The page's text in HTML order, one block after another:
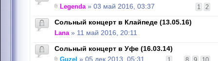
1 2
Legenda» 03 май 2016, 03:37
Сольный концерт в Клайпеде (13.05.16)
Lana» 11 май 2016, 20:11
Сольный концерт в Уфе (16.03.14)
Guzel » 05 дек 2013, 05:31